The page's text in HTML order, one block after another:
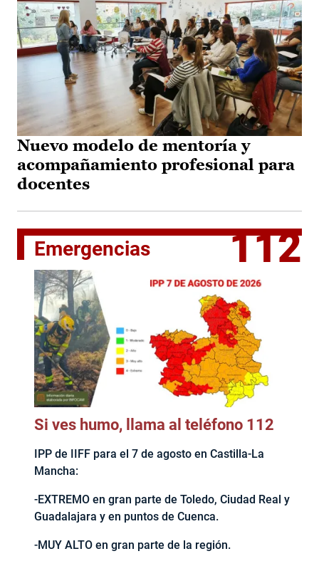
Nuevo modelo de mentoría y
acompañamiento profesional para
docentes
Emergencias 112
Si ves humo, llama al teléfono 112
IPP de IIFF para el 7 de agosto en Castilla-La
Mancha:
-EXTREMO en gran parte de Toledo, Ciudad Real y
Guadalajara y en puntos de Cuenca.
-MUY ALTO en gran parte de la región.